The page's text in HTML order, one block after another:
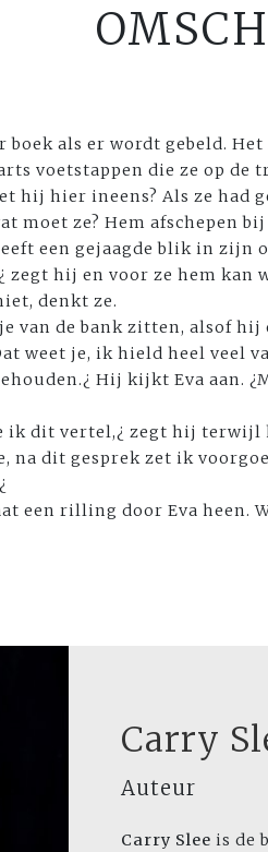
boek als er wordt gebeld.
voetstappen die ze op de
hij hier ineens? Als ze had
moet ze? Hem afschepen
een gejaagde blik in zijn
zegt hij en voor ze hem
denkt ze.
van de bank zitten, alsof
weet je, ik hield heel veel
Hij kijkt Eva aan.
ik dit vertel,¿ zegt hij
na dit gesprek zet ik
een rilling door Eva heen.
Carry
Auteur
Carry Slee is de